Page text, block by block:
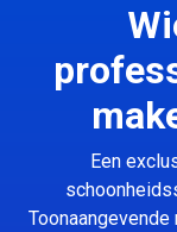
Een